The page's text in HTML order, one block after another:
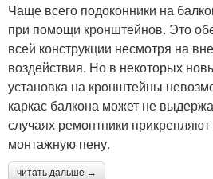
Чаще всего подоконники на
при помощи кронштейнов. Это
всей конструкции несмотря на
воздействия. Но в некоторых
установка на кронштейны
каркас балкона может не
случаях ремонтники
монтажную пену.
читать дальше →